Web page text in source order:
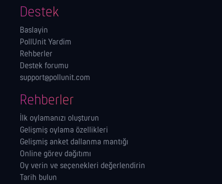
Destek
Baslayin
PollUnit Yardim
Rehberler
Destek forumu
support@pollunit.com
Rehberler
İlk oylamanızı oluşturun
Gelişmiş oylama özellikleri
Gelişmiş anket dallanma mantığı
Online görev dağıtımı
Oy verin ve seçenekleri değerlendirin
Tarih bulun